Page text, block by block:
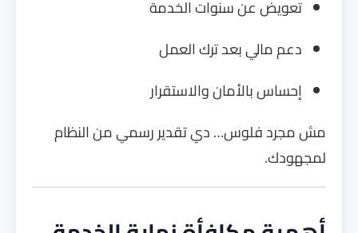
تعويض عن سنوات الخدمة
دعم مالي بعد ترك العمل
إحساس بالأمان والاستقرار
مش مجرد فلوس… دي تقدير رسمي من النظام
لمجهودك.